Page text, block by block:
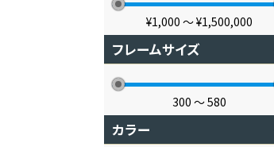
¥1,000 〜¥1,500,000
フレームサイズ
300 〜580
カラー